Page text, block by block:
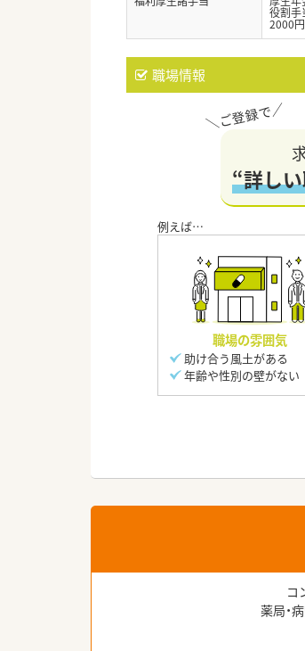
役割
2000
職場情報
“詳し
職場の雰囲気
助け合う風土がある
年齢や性別の壁がない
コ
薬局・